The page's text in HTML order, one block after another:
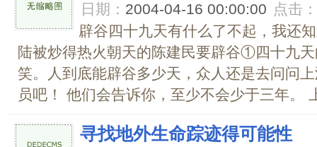
日期： 2004-04-16 00:00:00 点击：
辟谷四十九天有什么了不起，我还
陆被炒得热火朝天的陈建民要辟谷①四十九
笑。人到底能辟谷多少天，众人还是去问问
员吧！ 他们会告诉你，至少不会少于三年。
寻找地外生命踪迹得可能性